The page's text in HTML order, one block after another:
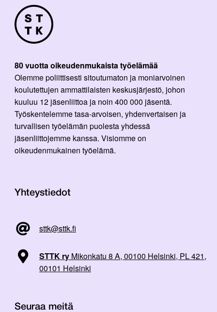
80 vuotta oikeudenmukaista työelämää
Olemme poliittisesti sitoutumaton ja moniarvoinen
koulutettujen ammattilaisten keskusjärjestö, johon
kuuluu 12 jäsenliittoa ja noin 400 000 jäsentä.
Työskentelemme tasa-arvoisen, yhdenvertaisen ja
turvallisen työelämän puolesta yhdessä
jäsenliittojemme kanssa. Visiomme on
oikeudenmukainen työelämä.
Yhteystiedot
sttk@sttk.fi
STTK ry Mikonkatu 8 A, 00100 Helsinki, PL 421,
00101 Helsinki
Seuraa meitä